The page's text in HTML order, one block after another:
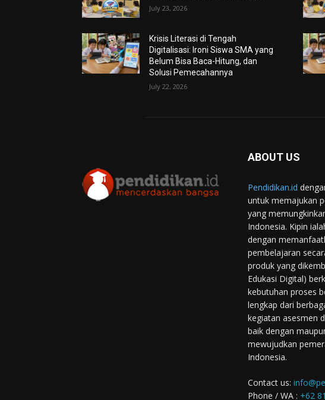
July 23, 2026
Krisis Literasi di Tengah
Digitalisasi: Ironi Siswa SMA yang
Belum Bisa Baca-Hitung, dan
Solusi Pemecahannya
July 22, 2026
ABOUT US
Pendidikan.id
untuk memajukan
yang
Indonesia. Kipin
dengan
pembelajaran
produk yang
Edukasi Digital)
kebutuhan proses
lengkap dari
kegiatan asesmen
baik dengan
mewujudkan
Indonesia.
Contact us:
Phone / WA : +62